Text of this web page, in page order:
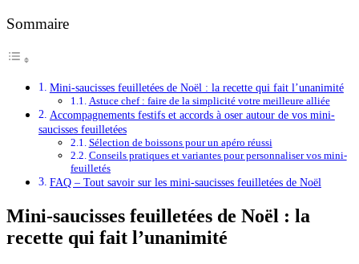
Sommaire
Mini-saucisses feuilletées de Noël : la recette qui fait l’unanimité
Astuce chef : faire de la simplicité votre meilleure alliée
Accompagnements festifs et accords à oser autour de vos mini-
saucisses feuilletées
Sélection de boissons pour un apéro réussi
Conseils pratiques et variantes pour personnaliser vos mini-
feuilletés
FAQ – Tout savoir sur les mini-saucisses feuilletées de Noël
Mini-saucisses feuilletées de Noël : la
recette qui fait l’unanimité